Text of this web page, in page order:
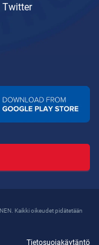
Twitter
Kaikki oikeudet pidätetään
Tietosuojakäytäntö